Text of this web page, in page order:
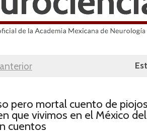
pero mortal cuento de
que vivimos en el México
cuentos